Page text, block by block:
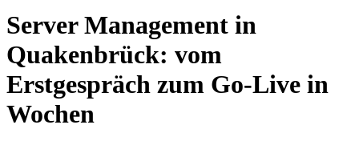
Server Management in
Quakenbrück: vom
Erstgespräch zum Go-Live in
Wochen